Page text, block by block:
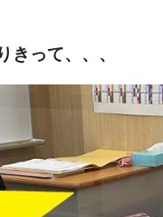
きって、、、